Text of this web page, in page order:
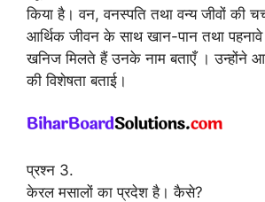
किया है। वन, वनस्पति तथा वन्य जीवों की
आर्थिक जीवन के साथ खान-पान तथा पहनावे
खनिज मिलते हैं उनके नाम बताएँ । उन्होंने
की विशेषता बताई।
प्रश्न 3.
केरल मसालों का प्रदेश है। कैसे?